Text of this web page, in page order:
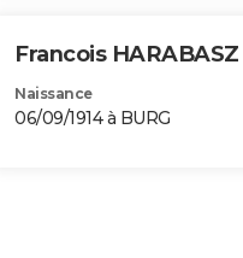
Francois HARABASZ
Naissance
06/09/1914 à BURG